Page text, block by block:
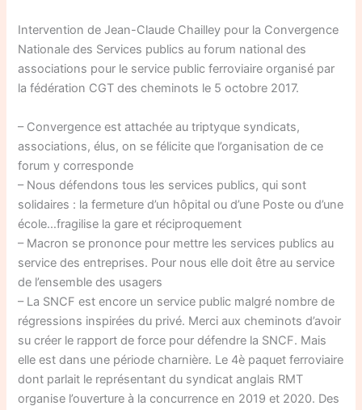
Intervention de Jean-Claude Chailley pour la Convergence
Nationale des Services publics au forum national des
associations pour le service public ferroviaire organisé par
la fédération CGT des cheminots le 5 octobre 2017.
– Convergence est attachée au triptyque syndicats,
associations, élus, on se félicite que l’organisation de ce
forum y corresponde
– Nous défendons tous les services publics, qui sont
solidaires : la fermeture d’un hôpital ou d’une Poste ou d’une
école…fragilise la gare et réciproquement
– Macron se prononce pour mettre les services publics au
service des entreprises. Pour nous elle doit être au service
de l’ensemble des usagers
– La SNCF est encore un service public malgré nombre de
régressions inspirées du privé. Merci aux cheminots d’avoir
su créer le rapport de force pour défendre la SNCF. Mais
elle est dans une période charnière. Le 4è paquet ferroviaire
dont parlait le représentant du syndicat anglais RMT
organise l’ouverture à la concurrence en 2019 et 2020. Des